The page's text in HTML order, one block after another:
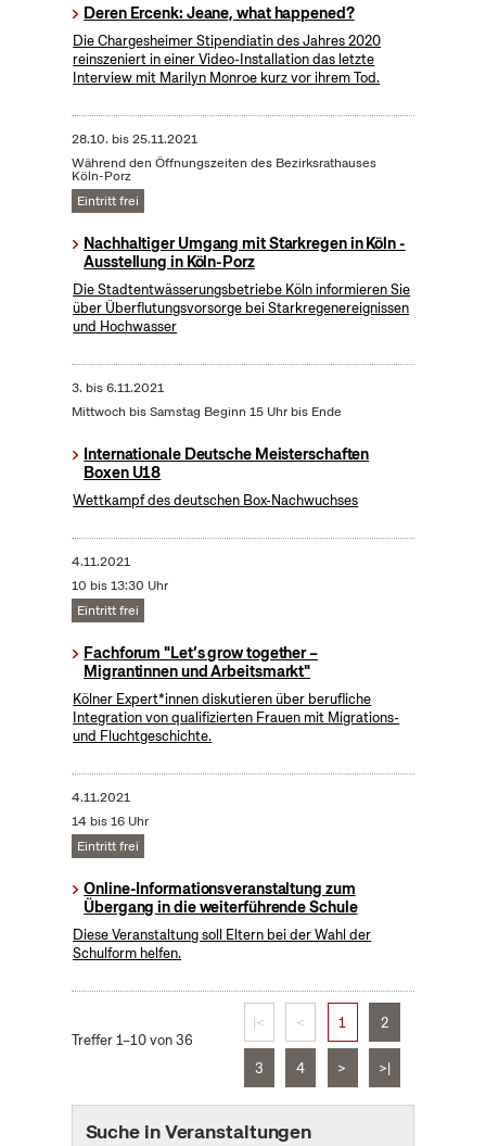
Deren Ercenk: Jeane, what happened?
Die Chargesheimer Stipendiatin des Jahres 2020
reinszeniert in einer Video-Installation das letzte
Interview mit Marilyn Monroe kurz vor ihrem Tod.
28.10. bis25.11.2021
Während den Öffnungszeiten des Bezirksrathauses
Köln-Porz
Eintritt frei
Nachhaltiger Umgang mit Starkregen in Köln -
Ausstellung in Köln-Porz
Die Stadtentwässerungsbetriebe Köln informieren Sie
über Überflutungsvorsorge bei Starkregenereignissen
und Hochwasser
3. bis6.11.2021
Mittwoch bis Samstag Beginn 15 Uhr bis Ende
Internationale Deutsche Meisterschaften
Boxen U18
Wettkampf des deutschen Box-Nachwuchses
4.11.2021
10 bis 13:30 Uhr
Eintritt frei
Fachforum "Let’s grow together –
Migrantinnen und Arbeitsmarkt"
Kölner Expert*innen diskutieren über berufliche
Integration von qualifizierten Frauen mit Migrations-
und Fluchtgeschichte.
4.11.2021
14 bis 16 Uhr
Eintritt frei
Online-Informationsveranstaltung zum
Übergang in die weiterführende Schule
Diese Veranstaltung soll Eltern bei der Wahl der
Schulform helfen.
Treffer 1–10 von 36
|< < 1 2
3 4 > >|
Suche in Veranstaltungen